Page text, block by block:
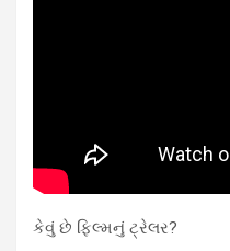
કેવું છે ફિલ્મનું ટ્રેલર?